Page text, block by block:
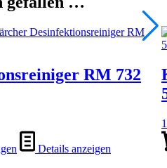
RM 732
Details anzeigen